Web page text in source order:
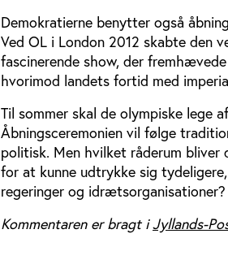
Demokratierne benytter også
Ved OL i London 2012 skabte den
fascinerende show, der
hvorimod landets fortid med
Til sommer skal de olympiske lege
Åbningsceremonien vil følge
politisk. Men hvilket råderum
for at kunne udtrykke sig
regeringer og idrætsorganisationer?
Kommentaren er bragt iJyllands-